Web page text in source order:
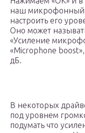
наш микрофонный
настроить его
Оно может
«Усиление
«Microphone
дБ.
В некоторых
под уровнем
подумать что